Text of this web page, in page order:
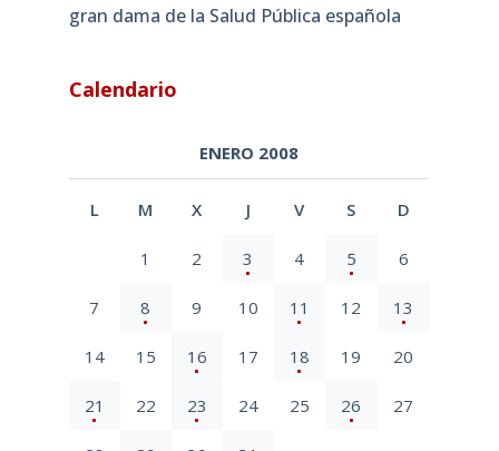
gran dama de la Salud Pública española
Calendario
ENERO 2008
L M X J V S D
1 2 3 4 5 6
7 8 9 10 11 12 13
14 15 16 17 18 19 20
21 22 23 24 25 26 27